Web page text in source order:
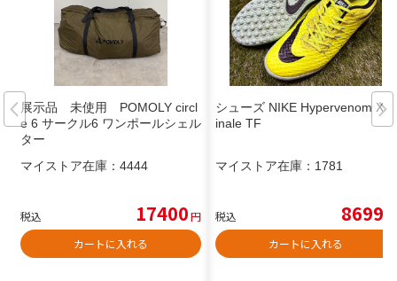
展示品 未使用 POMOLY circl
e 6 サークル6 ワンポールシェル
ター
マイストア在庫： 4444
税込 17400円
カートに入れる
シューズ NIKE Hypervenom X F
inale TF
マイストア在庫： 1781
税込 8699
カートに入れる